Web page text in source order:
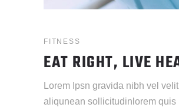
FITNESS
EAT RIGHT, LIVE
Lorem Ipsn gravida nibh vel
aliqunean sollicitudinlorem quis